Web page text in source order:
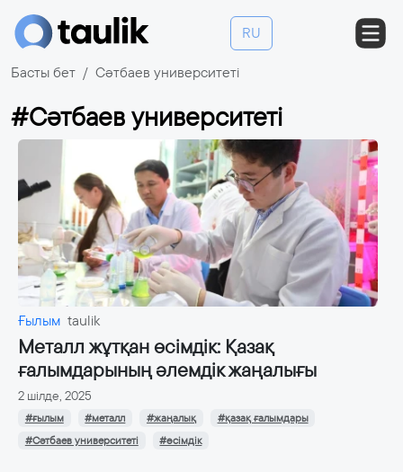
RU
Басты бет Сәтбаев университеті
#Сәтбаев университеті
Ғылым taulik
Металл жұтқан өсімдік: Қазақ
ғалымдарының әлемдік жаңалығы
2 шілде, 2025
#ғылым #металл #жаңалық
#қазақ ғалымдары
#Сәтбаев университеті
#өсімдік